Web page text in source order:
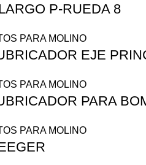
P-RUEDA 8
PARA MOLINO
EJE
PARA MOLINO
PARA
PARA MOLINO